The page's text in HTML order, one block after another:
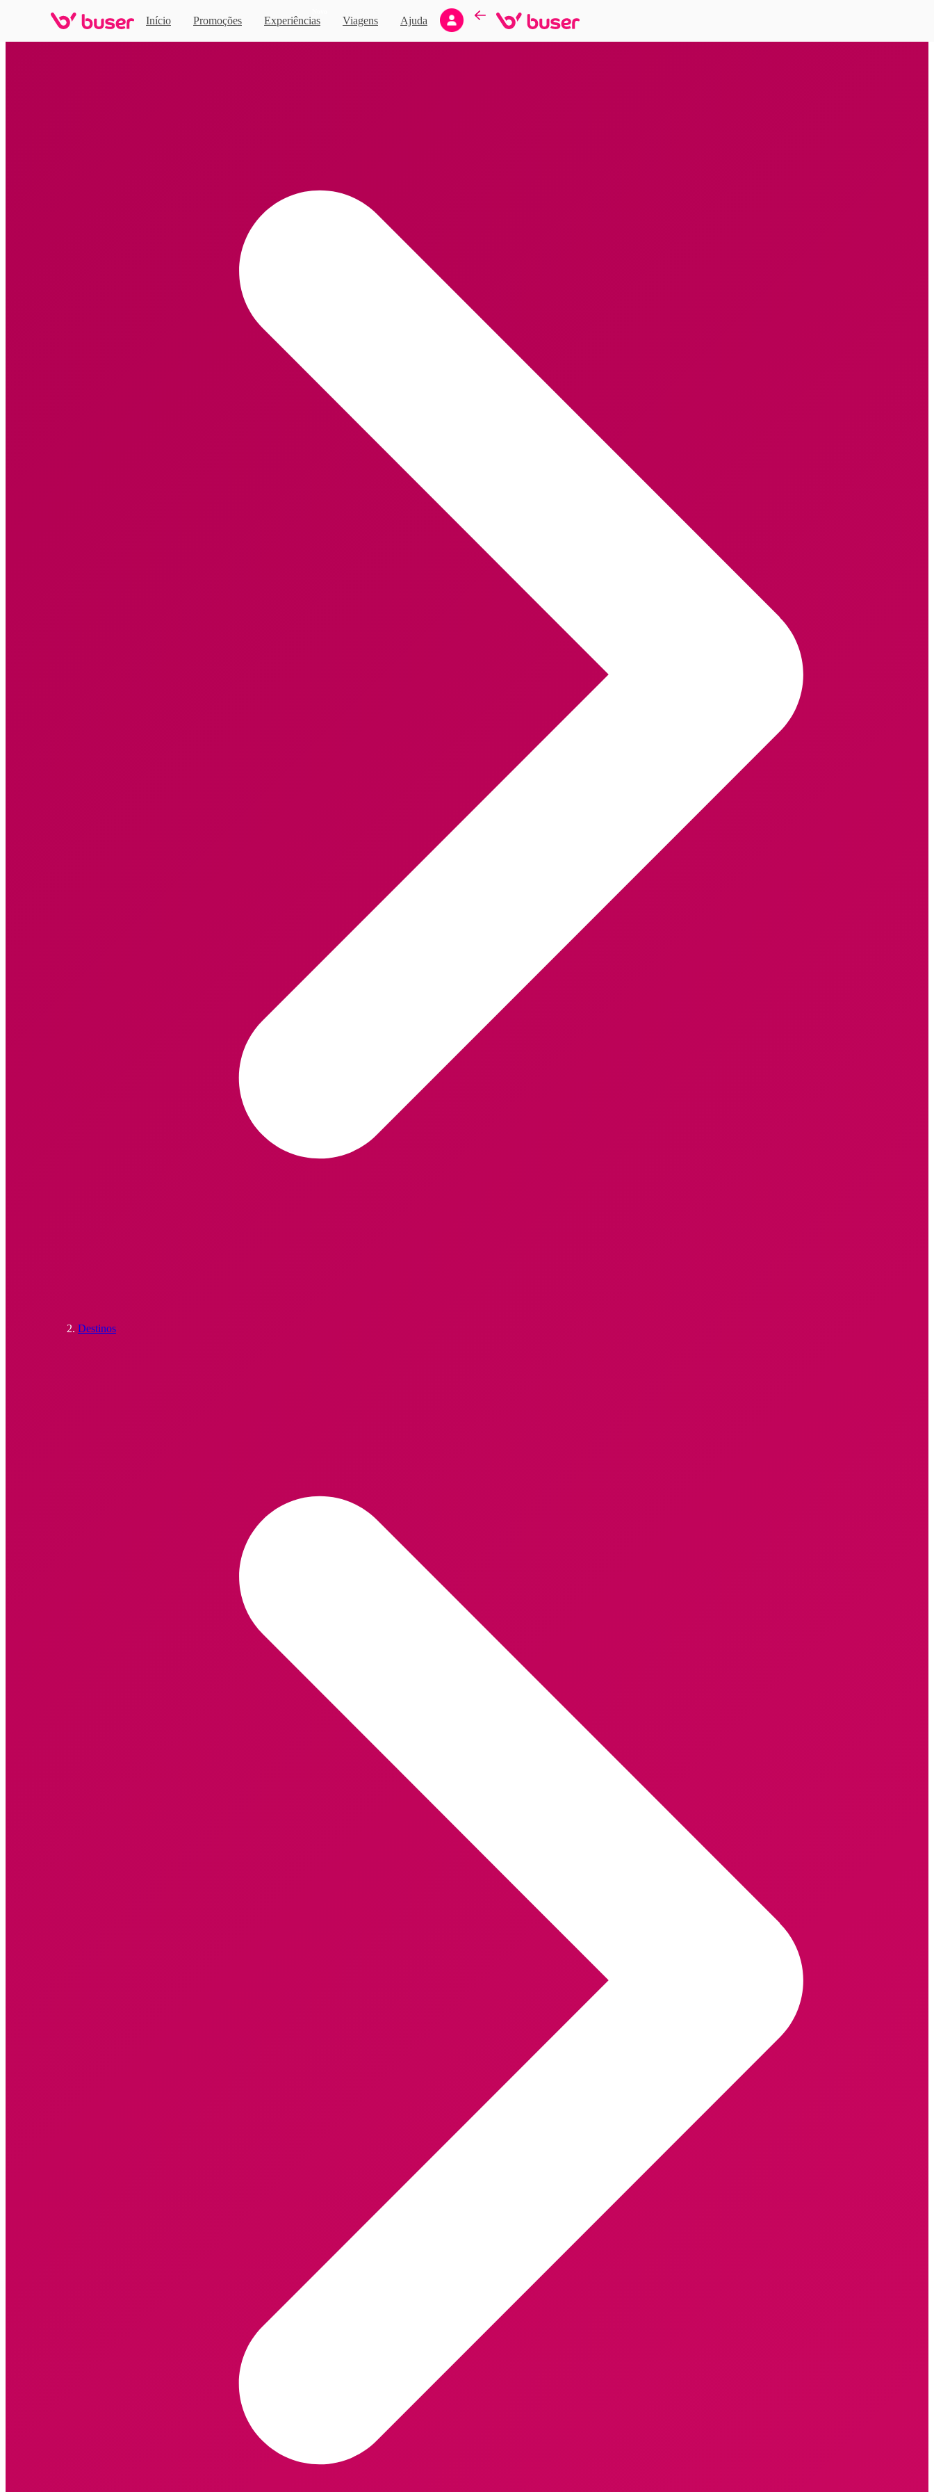
Início Promoções Experiências Viagens Ajuda
Home
Destinos